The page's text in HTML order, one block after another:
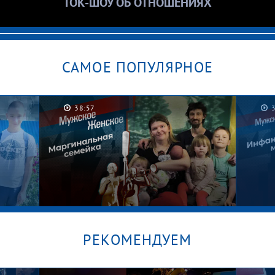
САМОЕ ПОПУЛЯРНОЕ
38:57
РЕКОМЕНДУЕМ